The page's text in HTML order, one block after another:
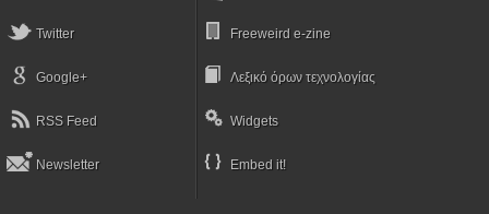
Twitter
Google+
RSS Feed
Newsletter
Freeweird e-zine
Λεξικό όρων τεχνολογίας
Widgets
Embed it!